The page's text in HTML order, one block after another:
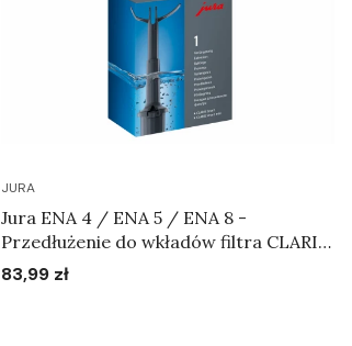
JURA
Jura ENA 4 / ENA 5 / ENA 8 -
Przedłużenie do wkładów filtra CLARIS
Art.24103
Cena
83,99 zł